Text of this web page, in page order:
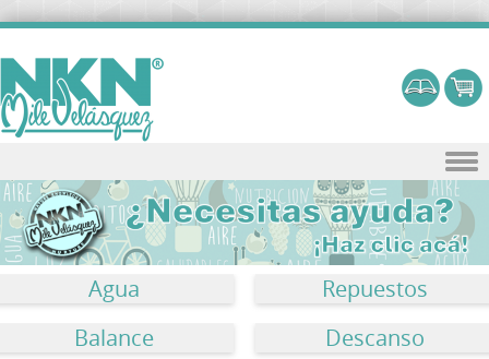
Skip to content
Agua
Repuestos
Balance
Descanso